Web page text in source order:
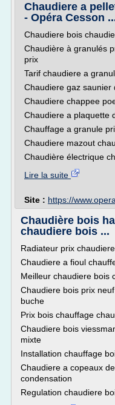
Chaudiere a
- Opéra Cesson
Chaudiere bois
Chaudière à granulés
prix
Tarif chaudiere a
Chaudiere gaz saunier
Chaudiere chappee
Chaudiere a plaquette
Chauffage a granule
Chaudiere mazout
Chaudière électrique
Lire la suite
Site : https://
Chaudière bois
chaudiere bois ...
Radiateur prix
Chaudiere a fioul
Meilleur chaudiere bois
Chaudiere bois prix
buche
Prix bois chauffage
Chaudiere bois
mixte
Installation chauffage
Chaudiere a copeaux
condensation
Regulation chaudiere